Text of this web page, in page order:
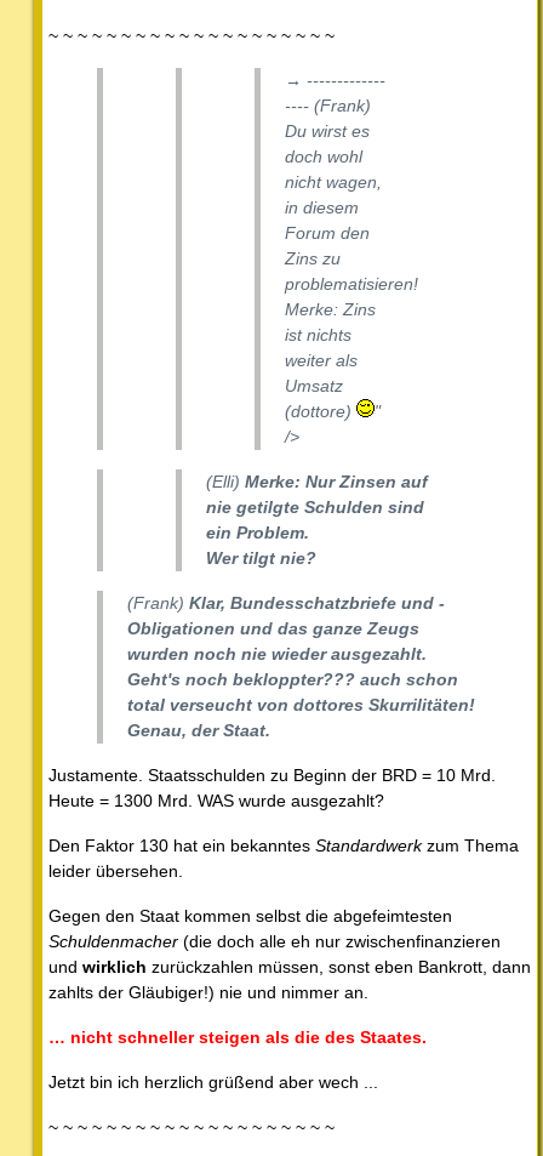
~ ~ ~ ~ ~ ~ ~ ~ ~ ~ ~ ~ ~ ~ ~ ~ ~ ~ ~ ~
→ -------------
---- (Frank)
Du wirst es
doch wohl
nicht wagen,
in diesem
Forum den
Zins zu
problematisieren!
Merke: Zins
ist nichts
weiter als
Umsatz
(dottore)
"
/>
(Elli) Merke: Nur Zinsen auf
nie getilgte Schulden sind
ein Problem.
Wer tilgt nie?
(Frank) Klar, Bundesschatzbriefe und -
Obligationen und das ganze Zeugs
wurden noch nie wieder ausgezahlt.
Geht's noch bekloppter??? auch schon
total verseucht von dottores Skurrilitäten!
Genau, der Staat.
Justamente. Staatsschulden zu Beginn der BRD = 10 Mrd.
Heute = 1300 Mrd. WAS wurde ausgezahlt?
Den Faktor 130 hat ein bekanntes Standardwerkzum Thema
leider übersehen.
Gegen den Staat kommen selbst die abgefeimtesten
Schuldenmacher (die doch alle eh nur zwischenfinanzieren
und wirklich zurückzahlen müssen, sonst eben Bankrott, dann
zahlts der Gläubiger!) nie und nimmer an.
… nicht schneller steigen als die des Staates.
Jetzt bin ich herzlich grüßend aber wech ...
~ ~ ~ ~ ~ ~ ~ ~ ~ ~ ~ ~ ~ ~ ~ ~ ~ ~ ~ ~